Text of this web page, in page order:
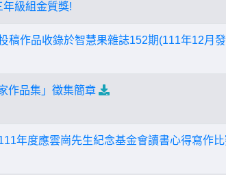
級組金質獎!
稿作品收錄於智慧果雜誌152期(111年12月
作品集」徵集簡章
年度應雲崗先生紀念基金會讀書心得寫作